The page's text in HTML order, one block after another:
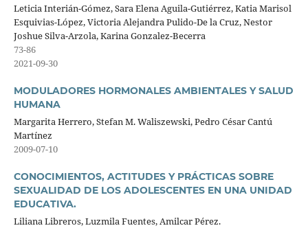
Leticia Interián-Gómez, Sara Elena Aguila-Gutiérrez, Katia Marisol
Esquivias-López, Victoria Alejandra Pulido-De la Cruz, Nestor
Joshue Silva-Arzola, Karina Gonzalez-Becerra
73-86
2021-09-30
MODULADORES HORMONALES AMBIENTALES Y SALUD
HUMANA
Margarita Herrero, Stefan M. Waliszewski, Pedro César Cantú
Martínez
2009-07-10
CONOCIMIENTOS, ACTITUDES Y PRÁCTICAS SOBRE
SEXUALIDAD DE LOS ADOLESCENTES EN UNA UNIDAD
EDUCATIVA.
Liliana Libreros, Luzmila Fuentes, Amilcar Pérez.